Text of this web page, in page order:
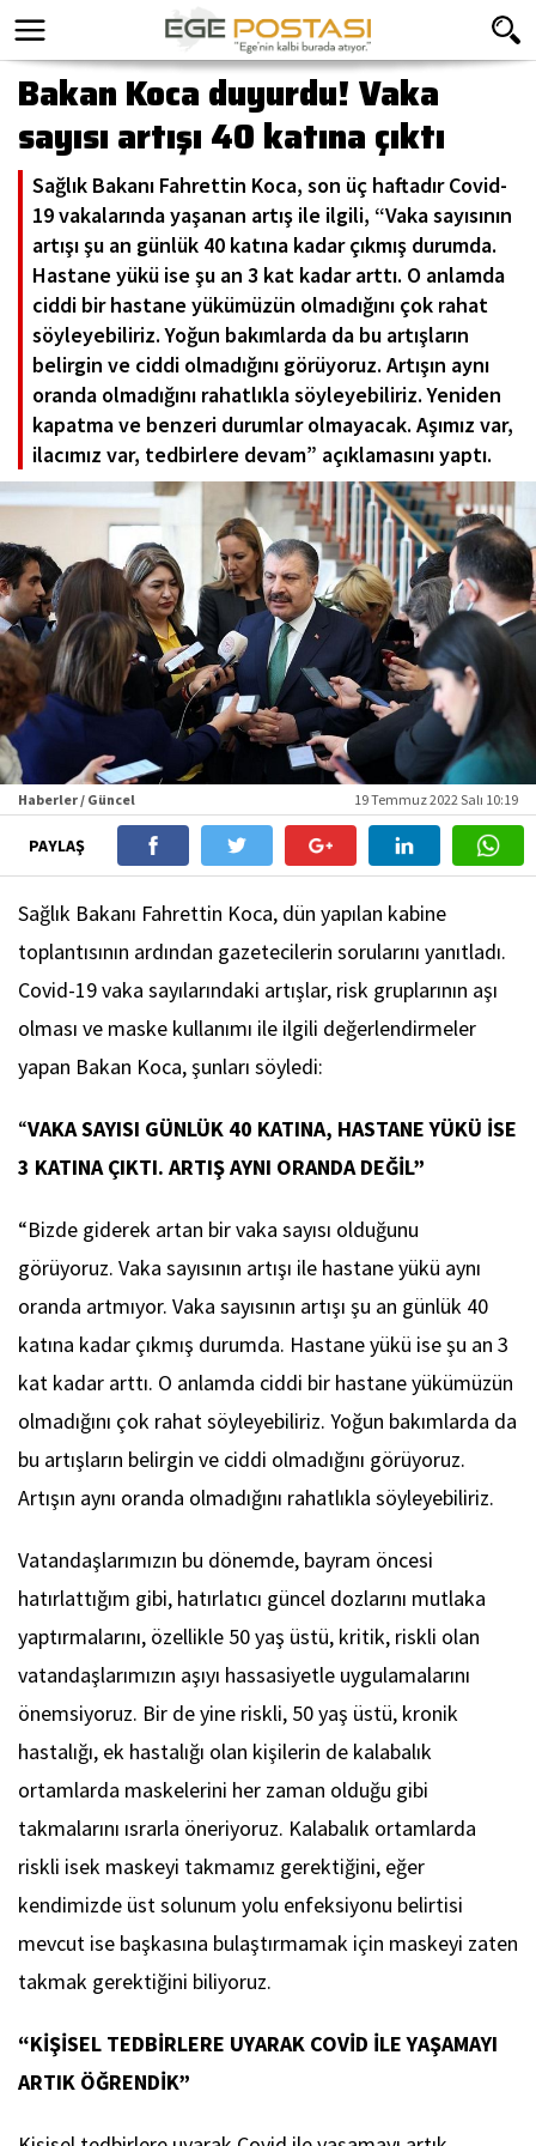
Bakan Koca duyurdu! Vaka
sayısı artışı 40 katına çıktı
Sağlık Bakanı Fahrettin Koca, son üç haftadır Covid-
19 vakalarında yaşanan artış ile ilgili, “Vaka sayısının
artışı şu an günlük 40 katına kadar çıkmış durumda.
Hastane yükü ise şu an 3 kat kadar arttı. O anlamda
ciddi bir hastane yükümüzün olmadığını çok rahat
söyleyebiliriz. Yoğun bakımlarda da bu artışların
belirgin ve ciddi olmadığını görüyoruz. Artışın aynı
oranda olmadığını rahatlıkla söyleyebiliriz. Yeniden
kapatma ve benzeri durumlar olmayacak. Aşımız var,
ilacımız var, tedbirlere devam” açıklamasını yaptı.
Haberler / Güncel 19 Temmuz 2022 Salı 10:19
PAYLAŞ
Sağlık Bakanı Fahrettin Koca, dün yapılan kabine
toplantısının ardından gazetecilerin sorularını yanıtladı.
Covid-19 vaka sayılarındaki artışlar, risk gruplarının aşı
olması ve maske kullanımı ile ilgili değerlendirmeler
yapan Bakan Koca, şunları söyledi:
“VAKA SAYISI GÜNLÜK 40 KATINA, HASTANE YÜKÜ İSE
3 KATINA ÇIKTI. ARTIŞ AYNI ORANDA DEĞİL”
“Bizde giderek artan bir vaka sayısı olduğunu
görüyoruz. Vaka sayısının artışı ile hastane yükü aynı
oranda artmıyor. Vaka sayısının artışı şu an günlük 40
katına kadar çıkmış durumda. Hastane yükü ise şu an 3
kat kadar arttı. O anlamda ciddi bir hastane yükümüzün
olmadığını çok rahat söyleyebiliriz. Yoğun bakımlarda da
bu artışların belirgin ve ciddi olmadığını görüyoruz.
Artışın aynı oranda olmadığını rahatlıkla söyleyebiliriz.
Vatandaşlarımızın bu dönemde, bayram öncesi
hatırlattığım gibi, hatırlatıcı güncel dozlarını mutlaka
yaptırmalarını, özellikle 50 yaş üstü, kritik, riskli olan
vatandaşlarımızın aşıyı hassasiyetle uygulamalarını
önemsiyoruz. Bir de yine riskli, 50 yaş üstü, kronik
hastalığı, ek hastalığı olan kişilerin de kalabalık
ortamlarda maskelerini her zaman olduğu gibi
takmalarını ısrarla öneriyoruz. Kalabalık ortamlarda
riskli isek maskeyi takmamız gerektiğini, eğer
kendimizde üst solunum yolu enfeksiyonu belirtisi
mevcut ise başkasına bulaştırmamak için maskeyi zaten
takmak gerektiğini biliyoruz.
“KİŞİSEL TEDBİRLERE UYARAK COVİD İLE YAŞAMAYI
ARTIK ÖĞRENDİK”